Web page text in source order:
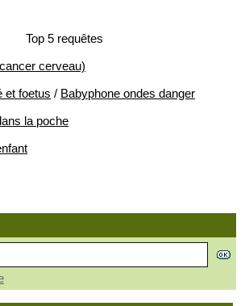
Top 5 requêtes
cerveau)
et foetus / Babyphone ondes danger
la poche